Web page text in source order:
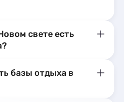
свете есть
базы отдыха в